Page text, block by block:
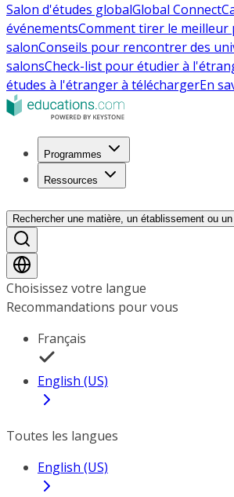
Salon d'études globalGlobal Connect
événementsComment tirer le meilleur
salonConseils pour rencontrer des
salonsCheck-list pour étudier à
études à l'étranger à téléchargerEn
Programmes
Ressources
Rechercher une matière, un établissement ou
Choisissez votre langue
Recommandations pour vous
Français
English (US)
Toutes les langues
English (US)